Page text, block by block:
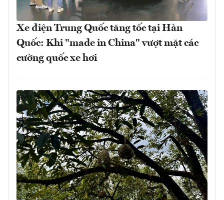
Xe điện Trung Quốc tăng tốc tại Hàn
Quốc: Khi "made in China" vượt mặt các
cường quốc xe hơi